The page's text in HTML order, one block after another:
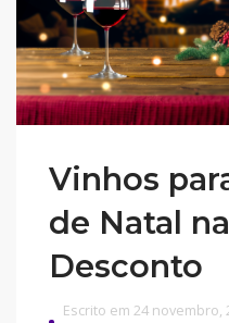
Vinhos
de Natal
Desconto
Escrito em 24 novembro,